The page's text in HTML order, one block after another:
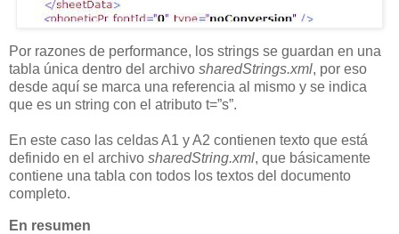
Por razones de performance, los strings se guardan en una
tabla única dentro del archivo sharedStrings.xml, por eso
desde aquí se marca una referencia al mismo y se indica
que es un string con el atributo t=”s”.
En este caso las celdas A1 y A2 contienen texto que está
definido en el archivo sharedString.xml, que básicamente
contiene una tabla con todos los textos del documento
completo.
En resumen